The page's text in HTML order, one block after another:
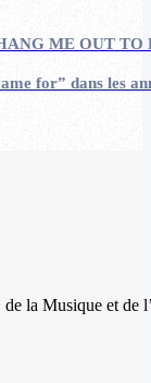
ME OUT TO
for” dans les
de la Musique et de